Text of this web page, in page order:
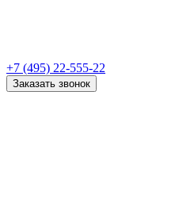
+7 (495) 22-555-22
Заказать звонок